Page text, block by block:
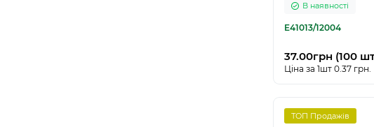
В наявності
E41013/12004
37.00грн (100
Ціна за 1шт 0.37 грн.
ТОП Продажів